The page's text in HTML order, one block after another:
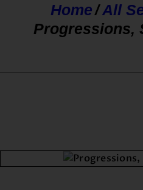
Home All
Progressions,